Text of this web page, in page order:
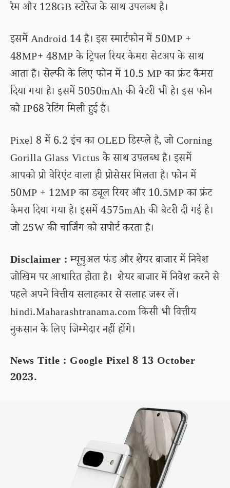
रैम और 128GB स्टोरेज के साथ उपलब्ध है।
इसमें Android 14 है। इस स्मार्टफोन में 50MP +
48MP+ 48MP के ट्रिपल रियर कैमरा सेटअप के साथ
आता है। सेल्फी के लिए फोन में 10.5 MP का फ्रंट कैमरा
दिया गया है। इसमें 5050mAh की बैटरी भी है। इस फोन
को IP68 रेटिंग मिली हुई है।
Pixel 8 में 6.2 इंच का OLED डिस्प्ले है, जो Corning
Gorilla Glass Victus के साथ उपलब्ध है। इसमें
आपको प्रो वेरिएंट वाला ही प्रोसेसर मिलता है। फोन में
50MP + 12MP का ड्यूल रियर और 10.5MP का फ्रंट
कैमरा दिया गया है। इसमें 4575mAh की बैटरी दी गई है।
जो 25W की चार्जिंग को सपोर्ट करता है।
Disclaimer :म्यूचुअल फंड और शेयर बाजार में निवेश
जोखिम पर आधारित होता है। शेयर बाजार में निवेश करने से
पहले अपने वित्तीय सलाहकार से सलाह जरूर लें।
hindi.Maharashtranama.com किसी भी वित्तीय
नुकसान के लिए जिम्मेदार नहीं होंगे।
News Title : Google Pixel 8 13 October
2023.